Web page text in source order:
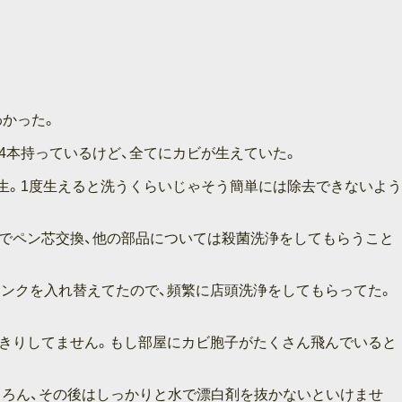
った。
持っているけど、全てにカビが生えていた。
1度生えると洗うくらいじゃそう簡単には除去できないよう
ン芯交換、他の部品については殺菌洗浄をしてもらうこと
クを入れ替えてたので、頻繁に店頭洗浄をしてもらってた。
りしてません。もし部屋にカビ胞子がたくさん飛んでいると
ん、その後はしっかりと水で漂白剤を抜かないといけませ